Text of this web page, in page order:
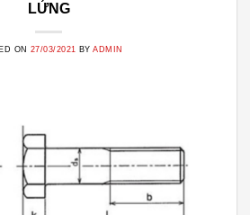
LỬNG
ON 27/03/2021 BYADMIN